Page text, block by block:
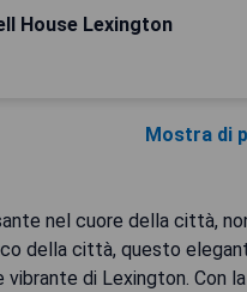
House Lexington
Mostra di
nel cuore della città,
della città, questo
di Lexington. Con